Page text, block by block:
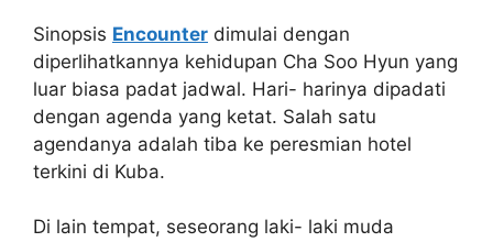
Sinopsis Encounter dimulai dengan
diperlihatkannya kehidupan Cha Soo Hyun yang
luar biasa padat jadwal. Hari- harinya dipadati
dengan agenda yang ketat. Salah satu
agendanya adalah tiba ke peresmian hotel
terkini di Kuba.
Di lain tempat, seseorang laki- laki muda